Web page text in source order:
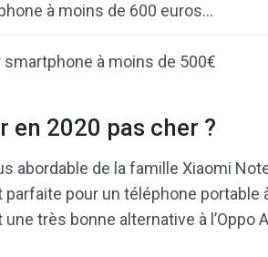
à moins de 600 euros…
smartphone à moins de 500€
en 2020 pas cher ?
abordable de la famille Xiaomi
pour un téléphone portable
très bonne alternative à l’Oppo